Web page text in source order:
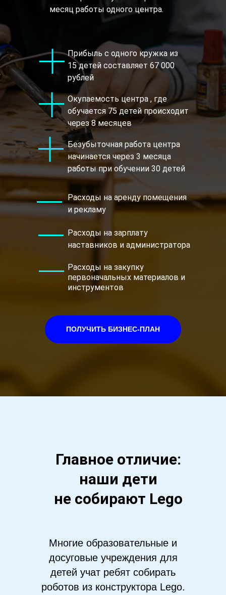
месяц работы одного центра.
Прибыль с одного кружка из
15 детей составляет 67 000
рублей
Окупаемость центра , где
обучается 75 детей происходит
через 8 месяцев
Безубыточная работа центра
начинается через 3 месяца
работы при обучении 30 детей
Расходы на аренду помещения
и рекламу
Расходы на зарплату
наставников и администратора
Расходы на закупку
первоначальных материалов и
инструментов
ПОЛУЧИТЬ БИЗНЕС-ПЛАН
Многие образовательные и
досуговые учреждения для
детей учат ребят собирать
роботов из конструктора Lego.
Главное отличие:
наши дети
не собирают Lego